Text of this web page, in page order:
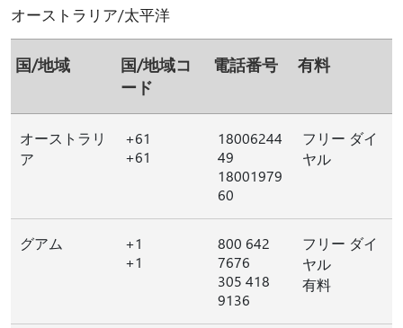
オーストラリア/太平洋
国/地域
国/地域コ
ード
電話番号 有料
オーストラリ
ア
+61
+61
18006244
49
18001979
60
フリー ダイ
ヤル
グアム
+1
+1
800 642
7676
305 418
9136
フリー ダイ
ヤル
有料